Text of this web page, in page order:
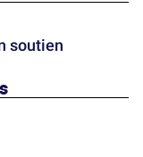
soutien